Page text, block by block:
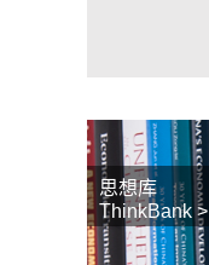
思想库
ThinkBank >